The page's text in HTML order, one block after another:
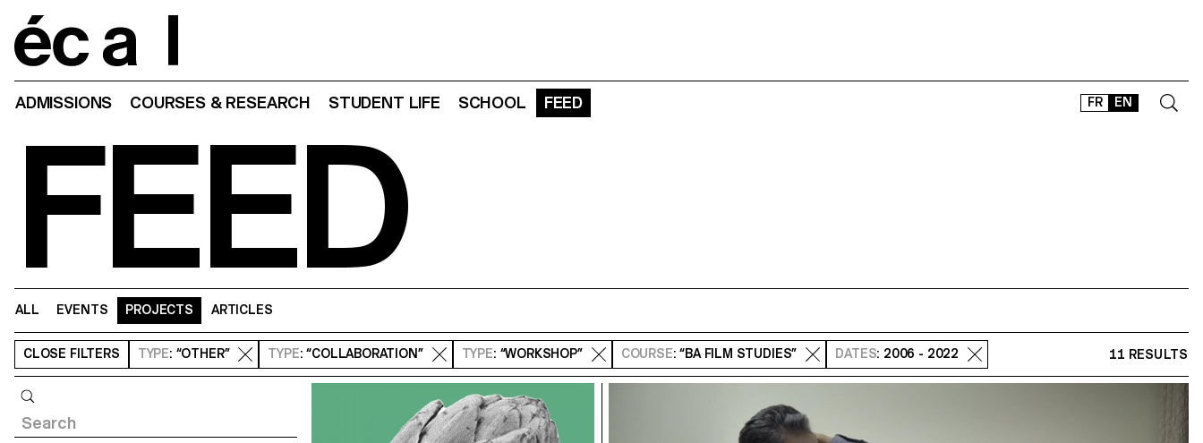
FR EN
ADMISSIONS COURSES & RESEARCH STUDENT LIFE SCHOOL FEED
FEED
ALL EVENTS PROJECTS ARTICLES
CLOSE FILTERS TYPE: “OTHER” TYPE: “COLLABORATION” TYPE: “WORKSHOP” COURSE: “BA FILM STUDIES” DATES: 2006 - 2022 11 RESULTS